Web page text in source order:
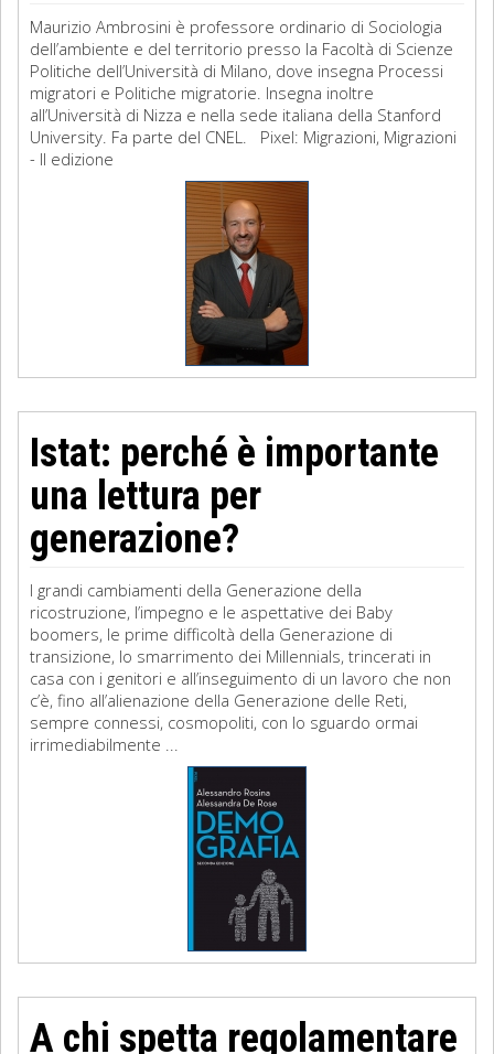
Maurizio Ambrosini è professore ordinario di Sociologia
dell’ambiente e del territorio presso la Facoltà di Scienze
Politiche dell’Università di Milano, dove insegna Processi
migratori e Politiche migratorie. Insegna inoltre
all’Università di Nizza e nella sede italiana della Stanford
University. Fa parte del CNEL. Pixel: Migrazioni, Migrazioni
- II edizione
Istat: perché è importante
una lettura per
generazione?
I grandi cambiamenti della Generazione della
ricostruzione, l’impegno e le aspettative dei Baby
boomers, le prime difficoltà della Generazione di
transizione, lo smarrimento dei Millennials, trincerati in
casa con i genitori e all’inseguimento di un lavoro che non
c’è, fino all’alienazione della Generazione delle Reti,
sempre connessi, cosmopoliti, con lo sguardo ormai
irrimediabilmente ...
A chi spetta regolamentare